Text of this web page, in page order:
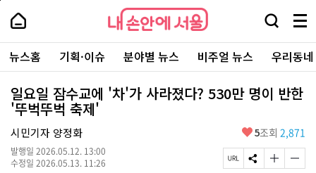
본
로
가
내
손
안
에
서
울
-
서
울
시
대
표
소
내
손
에
울
검
창
열
기
메
뉴
전
체
보
기
주
요
서
뉴스홈 기획·이슈 분야별 뉴스 비주얼 뉴스 우리동
일요일 잠수교에 '차'가 사라졌다? 530만 명이 반한
'뚜벅뚜벅 축제'
시민기자 양정화
발행일 2026.05.12. 13:00
수정일 2026.05.13. 11:26
좋
요
5조회 2,871
페 S 글 글
페
상
단
로